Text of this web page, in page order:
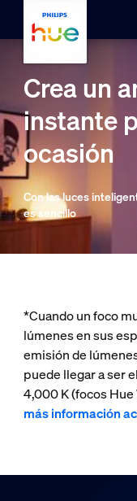
Crea un
instante
ocasión
Con las luces
es sencillo
*Cuando un foco
lúmenes en sus
emisión de
puede llegar a ser
4,000 K (focos
más información